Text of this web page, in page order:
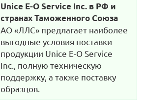
Unice E-O Service Inc. в РФ и
странах Таможенного Союза
АО «ЛЛС» предлагает наиболее
выгодные условия поставки
продукции Unice E-O Service
Inc., полную техническую
поддержку, а также поставку
образцов.